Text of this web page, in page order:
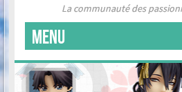
La communauté des
MENU